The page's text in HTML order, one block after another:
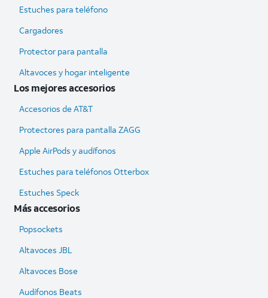
Estuches para teléfono
Cargadores
Protector para pantalla
Altavoces y hogar inteligente
Los mejores accesorios
Accesorios de AT&T
Protectores para pantalla ZAGG
Apple AirPods y audífonos
Estuches para teléfonos Otterbox
Estuches Speck
Más accesorios
Popsockets
Altavoces JBL
Altavoces Bose
Audífonos Beats